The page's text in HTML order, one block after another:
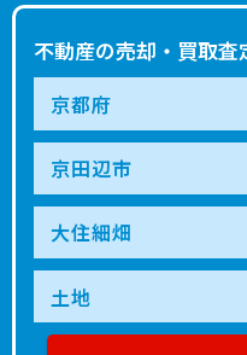
不動産の売却・買取査